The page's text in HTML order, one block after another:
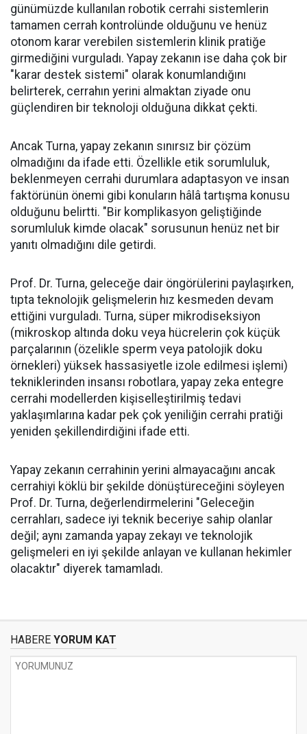
günümüzde kullanılan robotik cerrahi sistemlerin
tamamen cerrah kontrolünde olduğunu ve henüz
otonom karar verebilen sistemlerin klinik pratiğe
girmediğini vurguladı. Yapay zekanın ise daha çok bir
"karar destek sistemi" olarak konumlandığını
belirterek, cerrahın yerini almaktan ziyade onu
güçlendiren bir teknoloji olduğuna dikkat çekti.
Ancak Turna, yapay zekanın sınırsız bir çözüm
olmadığını da ifade etti. Özellikle etik sorumluluk,
beklenmeyen cerrahi durumlara adaptasyon ve insan
faktörünün önemi gibi konuların hâlâ tartışma konusu
olduğunu belirtti. "Bir komplikasyon geliştiğinde
sorumluluk kimde olacak" sorusunun henüz net bir
yanıtı olmadığını dile getirdi.
Prof. Dr. Turna, geleceğe dair öngörülerini paylaşırken,
tıpta teknolojik gelişmelerin hız kesmeden devam
ettiğini vurguladı. Turna, süper mikrodiseksiyon
(mikroskop altında doku veya hücrelerin çok küçük
parçalarının (özelikle sperm veya patolojik doku
örnekleri) yüksek hassasiyetle izole edilmesi işlemi)
tekniklerinden insansı robotlara, yapay zeka entegre
cerrahi modellerden kişiselleştirilmiş tedavi
yaklaşımlarına kadar pek çok yeniliğin cerrahi pratiği
yeniden şekillendirdiğini ifade etti.
Yapay zekanın cerrahinin yerini almayacağını ancak
cerrahiyi köklü bir şekilde dönüştüreceğini söyleyen
Prof. Dr. Turna, değerlendirmelerini "Geleceğin
cerrahları, sadece iyi teknik beceriye sahip olanlar
değil; aynı zamanda yapay zekayı ve teknolojik
gelişmeleri en iyi şekilde anlayan ve kullanan hekimler
olacaktır" diyerek tamamladı.
HABERE YORUM KAT